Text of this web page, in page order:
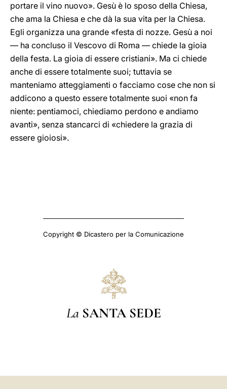
portare il vino nuovo». Gesù è lo sposo della Chiesa,
che ama la Chiesa e che dà la sua vita per la Chiesa.
Egli organizza una grande «festa di nozze. Gesù a noi
— ha concluso il Vescovo di Roma — chiede la gioia
della festa. La gioia di essere cristiani». Ma ci chiede
anche di essere totalmente suoi; tuttavia se
manteniamo atteggiamenti o facciamo cose che non si
addicono a questo essere totalmente suoi «non fa
niente: pentiamoci, chiediamo perdono e andiamo
avanti», senza stancarci di «chiedere la grazia di
essere gioiosi».
Copyright © Dicastero per la Comunicazione
La SANTA SEDE